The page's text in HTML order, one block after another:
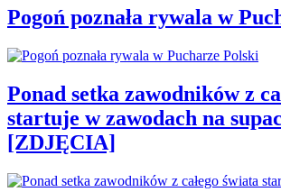
Pogoń poznała rywala w
Ponad setka zawodników z
startuje w zawodach na
[ZDJĘCIA]